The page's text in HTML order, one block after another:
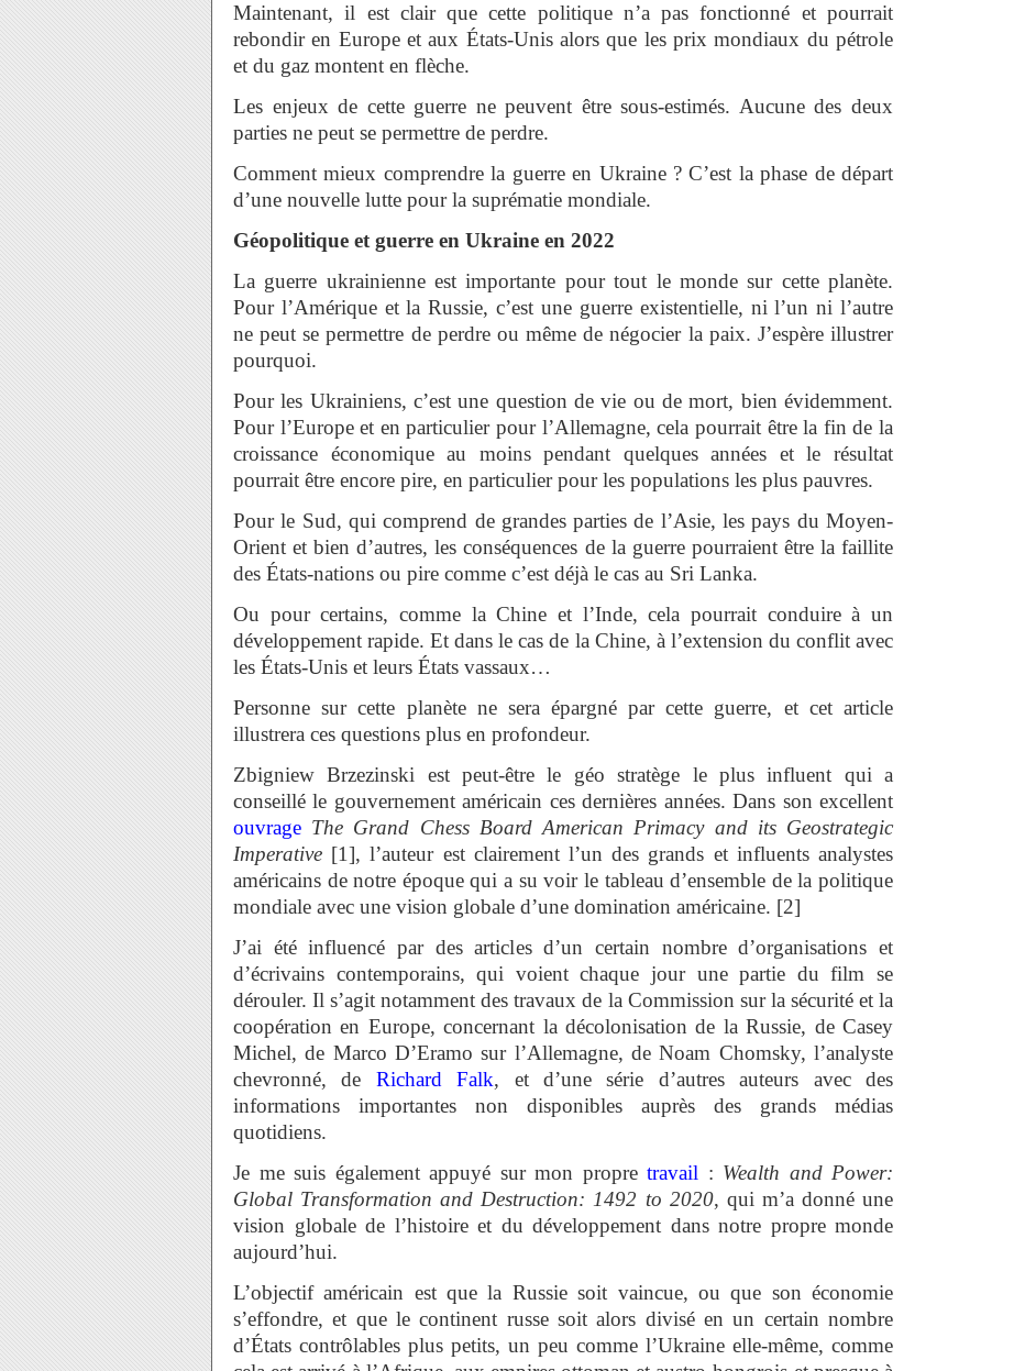
Maintenant, il est clair que cette politique n’a pas fonctionné et pourrait
rebondir en Europe et aux États-Unis alors que les prix mondiaux du pétrole
et du gaz montent en flèche.
Les enjeux de cette guerre ne peuvent être sous-estimés. Aucune des deux
parties ne peut se permettre de perdre.
Comment mieux comprendre la guerre en Ukraine ? C’est la phase de départ
d’une nouvelle lutte pour la suprématie mondiale.
Géopolitique et guerre en Ukraine en 2022
La guerre ukrainienne est importante pour tout le monde sur cette planète.
Pour l’Amérique et la Russie, c’est une guerre existentielle, ni l’un ni l’autre
ne peut se permettre de perdre ou même de négocier la paix. J’espère illustrer
pourquoi.
Pour les Ukrainiens, c’est une question de vie ou de mort, bien évidemment.
Pour l’Europe et en particulier pour l’Allemagne, cela pourrait être la fin de la
croissance économique au moins pendant quelques années et le résultat
pourrait être encore pire, en particulier pour les populations les plus pauvres.
Pour le Sud, qui comprend de grandes parties de l’Asie, les pays du Moyen-
Orient et bien d’autres, les conséquences de la guerre pourraient être la faillite
des États-nations ou pire comme c’est déjà le cas au Sri Lanka.
Ou pour certains, comme la Chine et l’Inde, cela pourrait conduire à un
développement rapide. Et dans le cas de la Chine, à l’extension du conflit avec
les États-Unis et leurs États vassaux…
Personne sur cette planète ne sera épargné par cette guerre, et cet article
illustrera ces questions plus en profondeur.
Zbigniew Brzezinski est peut-être le géo stratège le plus influent qui a
conseillé le gouvernement américain ces dernières années. Dans son excellent
ouvrage The Grand Chess Board American Primacy and its Geostrategic
Imperative [1], l’auteur est clairement l’un des grands et influents analystes
américains de notre époque qui a su voir le tableau d’ensemble de la politique
mondiale avec une vision globale d’une domination américaine. [2]
J’ai été influencé par des articles d’un certain nombre d’organisations et
d’écrivains contemporains, qui voient chaque jour une partie du film se
dérouler. Il s’agit notamment des travaux de la Commission sur la sécurité et la
coopération en Europe, concernant la décolonisation de la Russie, de Casey
Michel, de Marco D’Eramo sur l’Allemagne, de Noam Chomsky, l’analyste
chevronné, de Richard Falk, et d’une série d’autres auteurs avec des
informations importantes non disponibles auprès des grands médias
quotidiens.
Je me suis également appuyé sur mon propre travail : Wealth and Power:
Global Transformation and Destruction: 1492 to 2020, qui m’a donné une
vision globale de l’histoire et du développement dans notre propre monde
aujourd’hui.
L’objectif américain est que la Russie soit vaincue, ou que son économie
s’effondre, et que le continent russe soit alors divisé en un certain nombre
d’États contrôlables plus petits, un peu comme l’Ukraine elle-même, comme